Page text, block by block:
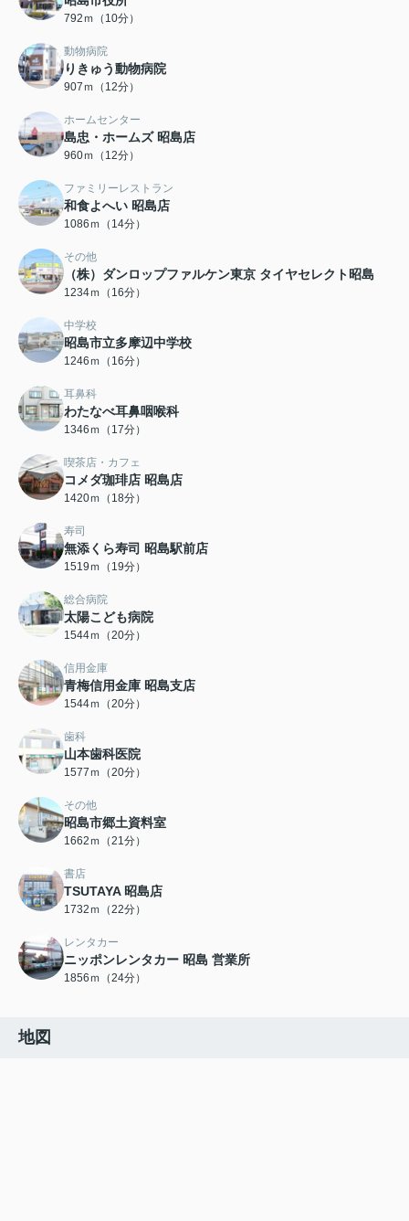
792ｍ（10分）
動物病院
りきゅう動物病院
907ｍ（12分）
ホームセンター
島忠・ホームズ 昭島店
960ｍ（12分）
ファミリーレストラン
和食よへい 昭島店
1086ｍ（14分）
その他
（株）ダンロップファルケン東京 タイヤセレクト昭島
1234ｍ（16分）
中学校
昭島市立多摩辺中学校
1246ｍ（16分）
耳鼻科
わたなべ耳鼻咽喉科
1346ｍ（17分）
喫茶店・カフェ
コメダ珈琲店 昭島店
1420ｍ（18分）
寿司
無添くら寿司 昭島駅前店
1519ｍ（19分）
総合病院
太陽こども病院
1544ｍ（20分）
信用金庫
青梅信用金庫 昭島支店
1544ｍ（20分）
歯科
山本歯科医院
1577ｍ（20分）
その他
昭島市郷土資料室
1662ｍ（21分）
書店
TSUTAYA 昭島店
1732ｍ（22分）
レンタカー
ニッポンレンタカー 昭島 営業所
1856ｍ（24分）
地図